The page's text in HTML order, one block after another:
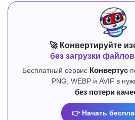
🚀 Конвертируйте
без загрузки
Бесплатный сервис Конвертус
PNG, WEBP и AVIF в
без потери
👉 Начать